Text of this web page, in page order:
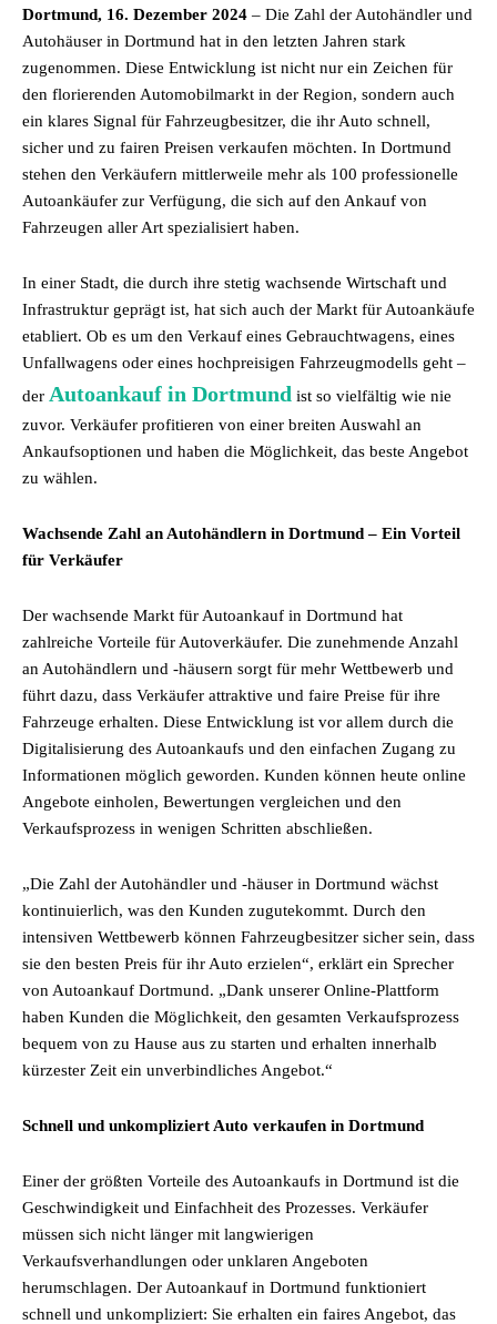
Dortmund, 16. Dezember 2024 – Die Zahl der Autohändler und
Autohäuser in Dortmund hat in den letzten Jahren stark
zugenommen. Diese Entwicklung ist nicht nur ein Zeichen für
den florierenden Automobilmarkt in der Region, sondern auch
ein klares Signal für Fahrzeugbesitzer, die ihr Auto schnell,
sicher und zu fairen Preisen verkaufen möchten. In Dortmund
stehen den Verkäufern mittlerweile mehr als 100 professionelle
Autoankäufer zur Verfügung, die sich auf den Ankauf von
Fahrzeugen aller Art spezialisiert haben.
In einer Stadt, die durch ihre stetig wachsende Wirtschaft und
Infrastruktur geprägt ist, hat sich auch der Markt für Autoankäufe
etabliert. Ob es um den Verkauf eines Gebrauchtwagens, eines
Unfallwagens oder eines hochpreisigen Fahrzeugmodells geht –
der Autoankauf in Dortmund ist so vielfältig wie nie
zuvor. Verkäufer profitieren von einer breiten Auswahl an
Ankaufsoptionen und haben die Möglichkeit, das beste Angebot
zu wählen.
Wachsende Zahl an Autohändlern in Dortmund – Ein Vorteil
für Verkäufer
Der wachsende Markt für Autoankauf in Dortmund hat
zahlreiche Vorteile für Autoverkäufer. Die zunehmende Anzahl
an Autohändlern und -häusern sorgt für mehr Wettbewerb und
führt dazu, dass Verkäufer attraktive und faire Preise für ihre
Fahrzeuge erhalten. Diese Entwicklung ist vor allem durch die
Digitalisierung des Autoankaufs und den einfachen Zugang zu
Informationen möglich geworden. Kunden können heute online
Angebote einholen, Bewertungen vergleichen und den
Verkaufsprozess in wenigen Schritten abschließen.
„Die Zahl der Autohändler und -häuser in Dortmund wächst
kontinuierlich, was den Kunden zugutekommt. Durch den
intensiven Wettbewerb können Fahrzeugbesitzer sicher sein, dass
sie den besten Preis für ihr Auto erzielen“, erklärt ein Sprecher
von Autoankauf Dortmund. „Dank unserer Online-Plattform
haben Kunden die Möglichkeit, den gesamten Verkaufsprozess
bequem von zu Hause aus zu starten und erhalten innerhalb
kürzester Zeit ein unverbindliches Angebot.“
Schnell und unkompliziert Auto verkaufen in Dortmund
Einer der größten Vorteile des Autoankaufs in Dortmund ist die
Geschwindigkeit und Einfachheit des Prozesses. Verkäufer
müssen sich nicht länger mit langwierigen
Verkaufsverhandlungen oder unklaren Angeboten
herumschlagen. Der Autoankauf in Dortmund funktioniert
schnell und unkompliziert: Sie erhalten ein faires Angebot, das